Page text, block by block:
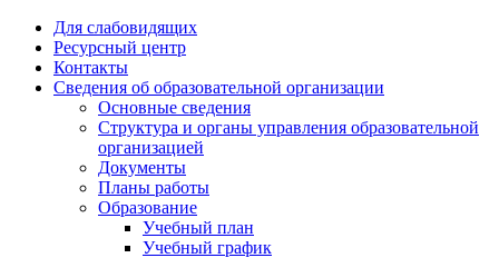
Для слабовидящих
Ресурсный центр
Контакты
Сведения об образовательной организации
Основные сведения
Структура и органы управления образовательной
организацией
Документы
Планы работы
Образование
Учебный план
Учебный график